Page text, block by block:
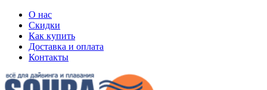
О нас
Скидки
Как купить
Доставка и оплата
Контакты